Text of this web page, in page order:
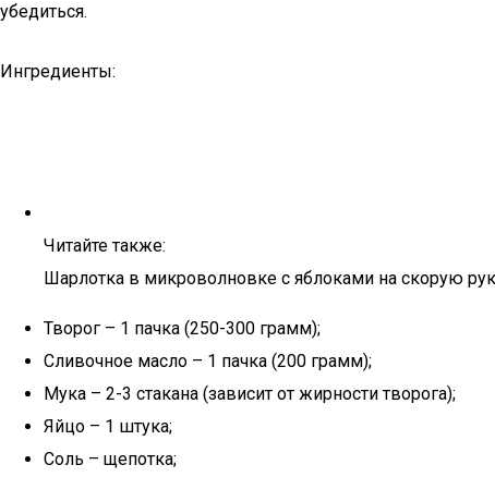
убедиться.
Ингредиенты:
Читайте также:
Шарлотка в микроволновке с яблоками на скорую
Творог – 1 пачка (250-300 грамм);
Сливочное масло – 1 пачка (200 грамм);
Мука – 2-3 стакана (зависит от жирности творога);
Яйцо – 1 штука;
Соль – щепотка;